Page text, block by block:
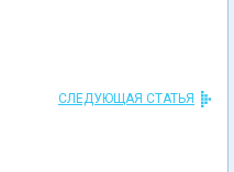
СЛЕДУЮЩАЯ СТАТЬЯ